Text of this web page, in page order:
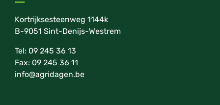
Kortrijksesteenweg 1144k
B-9051 Sint-Denijs-Westrem
Tel: 09 245 36 13
Fax: 09 245 36 11
info@agridagen.be